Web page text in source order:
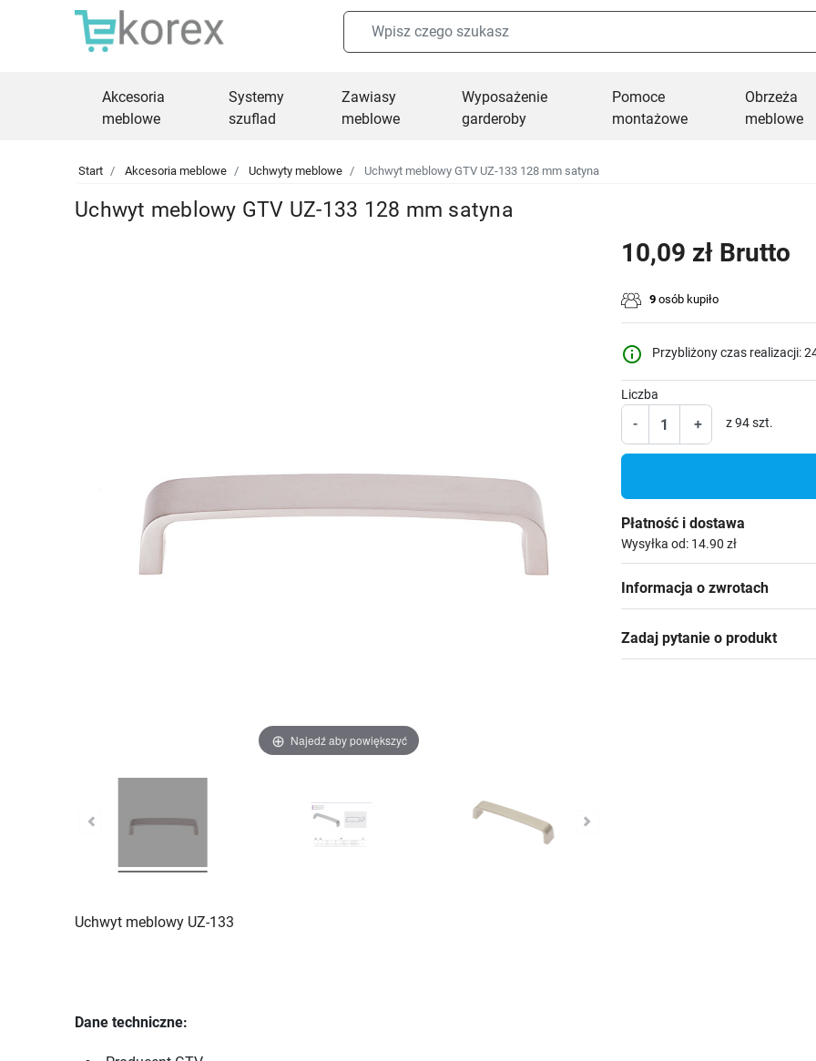
Akcesoria
meblowe
Systemy
szuflad
Zawiasy
meblowe
Wyposażenie
garderoby
Pomoce
montażowe
Obrzeża
meblowe
Start Akcesoria meblowe Uchwyty meblowe Uchwyt meblowy GTV UZ-133 128 mm satyna
Uchwyt meblowy GTV UZ-133 128 mm satyna
Najedź aby powiększyć
10,09 zł Brutto
9 osób kupiło
info_outline Przybliżony czas realizacji:
Liczba
- + z 94 szt.
Płatność i dostawa
Wysyłka od: 14.90 zł
Informacja o zwrotach
Zadaj pytanie o produkt
Uchwyt meblowy UZ-133
Dane techniczne: